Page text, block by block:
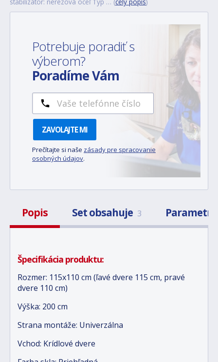
Potrebuje poradiť s
výberom?
Poradíme Vám
ZAVOLAJTE MI
Prečítajte si naše zásady pre spracovanie
osobných údajov.
Popis Set obsahuje 3 Parametre
Špecifikácia produktu:
Rozmer: 115x110 cm (ľavé dvere 115 cm, pravé
dvere 110 cm)
Výška: 200 cm
Strana montáže: Univerzálna
Vchod: Krídlové dvere